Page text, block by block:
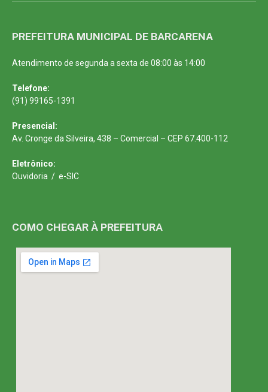
PREFEITURA MUNICIPAL DE BARCARENA
Atendimento de segunda a sexta de 08:00 às 14:00
Telefone:
(91) 99165-1391
Presencial:
Av. Cronge da Silveira, 438 – Comercial – CEP 67.400-112
Eletrônico:
Ouvidoria / e-SIC
COMO CHEGAR À PREFEITURA